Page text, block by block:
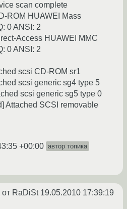
scan complete
ROM HUAWEI Mass
0 ANSI: 2
Access HUAWEI MMC
0 ANSI: 2
scsi CD-ROM sr1
scsi generic sg4 type 5
scsi generic sg5 type 0
Attached SCSI removable
+00:00 автор топика
от RaDiSt 19.05.2010 17:39:19